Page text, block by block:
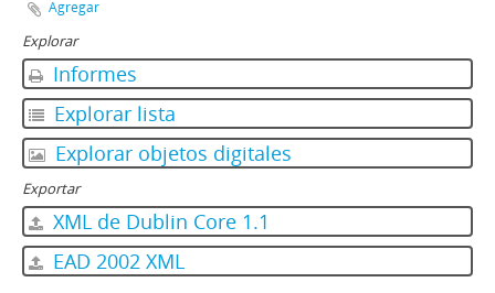
Agregar
Explorar
Informes
Explorar lista
Explorar objetos digitales
Exportar
XML de Dublin Core 1.1
EAD 2002 XML